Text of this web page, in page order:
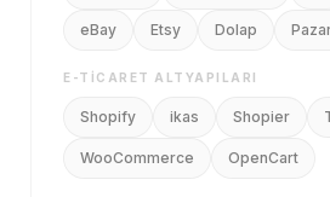
eBay Etsy Dolap
E-TICARET ALTYAPILARI
Shopify ikas Shopier
WooCommerce OpenCart